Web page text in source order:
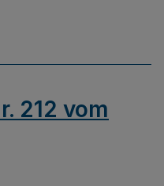
212 vom